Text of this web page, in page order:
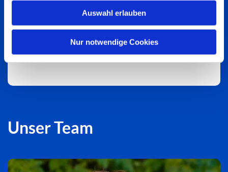
Auswahl erlauben
Nur notwendige Cookies
Unser Team